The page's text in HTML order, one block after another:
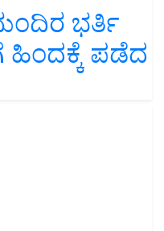
ಭರ್ತಿ
ಹಿಂದಕ್ಕೆ ಪಡೆದ